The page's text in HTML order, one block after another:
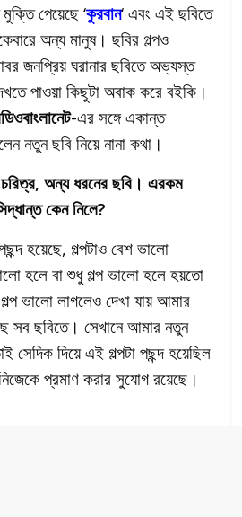
পেয়েছে ‘কুরবান‘ এবং এই ছবিতে
অন্য মানুষ। ছবির গল্পও
জনপ্রিয় ঘরানার ছবিতে অভ্যস্ত
পাওয়া কিছুটা অবাক করে বইকি।
-এর সঙ্গে একান্ত
নতুন ছবি নিয়ে নানা কথা।
চরিত্র, অন্য ধরনের ছবি। এরকম
কেন নিলে?
হয়েছে, গল্পটাও বেশ ভালো
হলে বা শুধু গল্প ভালো হলে হয়তো
ভালো লাগলেও দেখা যায় আমার
সব ছবিতে। সেখানে আমার নতুন
সেদিক দিয়ে এই গল্পটা পছন্দ হয়েছিল
প্রমাণ করার সুযোগ রয়েছে।